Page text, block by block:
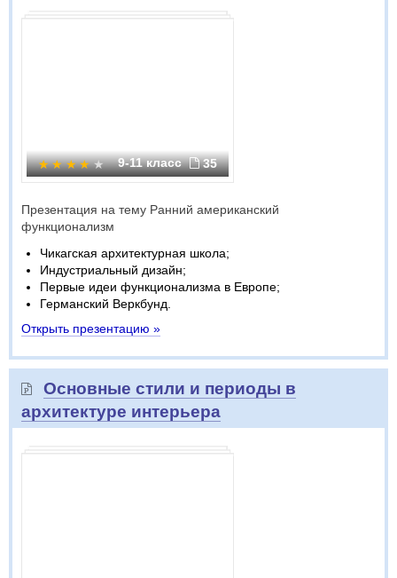
9-11 класс 35
Презентация на тему Ранний американский
функционализм
Чикагская архитектурная школа;
Индустриальный дизайн;
Первые идеи функционализма в Европе;
Германский Веркбунд.
Открыть презентацию »
Основные стили и периоды в
архитектуре интерьера